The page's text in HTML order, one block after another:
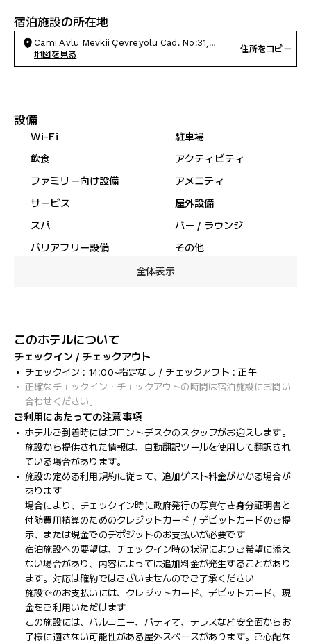
宿泊施設の所在地
Cami Avlu Mevkii Çevreyolu Cad. No:31,
Marmaris
地図を見る
住所をコピー
設備
Wi-Fi
駐車場
飲食
アクティビティ
ファミリー向け設備
アメニティ
サービス
屋外設備
スパ
バー / ラウンジ
バリアフリー設備
その他
全体表示
このホテルについて
チェックイン / チェックアウト
チェックイン : 14:00~指定なし / チェックアウト : 正午
正確なチェックイン・チェックアウトの時間は宿泊施設にお問い
合わせください。
ご利用にあたっての注意事項
ホテルご到着時にはフロントデスクのスタッフがお迎えします。
施設から提供された情報は、自動翻訳ツールを使用して翻訳され
ている場合があります。
施設の定める利用規約に従って、追加ゲスト料金がかかる場合が
あります
場合により、チェックイン時に政府発行の写真付き身分証明書と
付随費用精算のためのクレジットカード / デビットカードのご提
示、または現金でのデポジットのお支払いが必要です
宿泊施設への要望は、チェックイン時の状況によりご希望に添え
ない場合があり、内容によっては追加料金が発生することがあり
ます。対応は確約ではございませんのでご了承ください
施設でのお支払いには、クレジットカード、デビットカード、現
金をご利用いただけます
この施設には、バルコニー、パティオ、テラスなど安全面からお
子様に適さない可能性がある屋外スペースがあります。ご心配な